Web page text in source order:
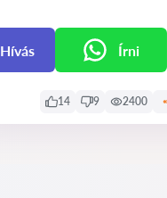
Hívás Írni
14 9 2400